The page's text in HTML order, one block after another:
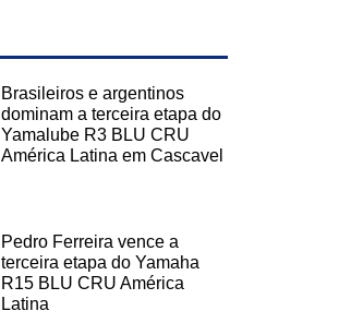
Brasileiros e argentinos
dominam a terceira etapa do
Yamalube R3 BLU CRU
América Latina em Cascavel
Pedro Ferreira vence a
terceira etapa do Yamaha
R15 BLU CRU América
Latina